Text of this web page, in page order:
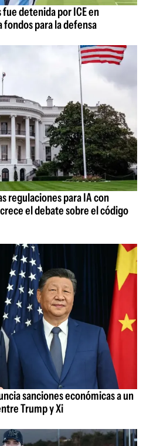
detenida por ICE en
para la defensa
regulaciones para IA con
el debate sobre el código
sanciones económicas a un
Trump y Xi